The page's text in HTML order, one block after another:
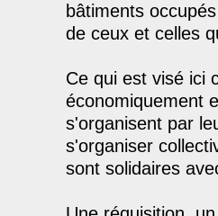
bâtiments
de ceux et celles
Ce qui est visé ici
économiquement
s'organisent par
s'organiser
sont solidaires